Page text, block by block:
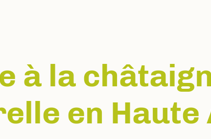
à la
en